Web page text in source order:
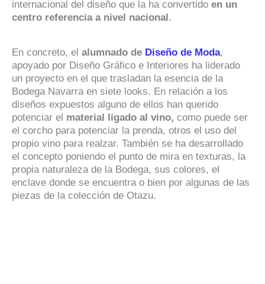
internacional del diseño que la ha convertido en un
centro referencia a nivel nacional .
En concreto, el alumnado de Diseño de Moda,
apoyado por Diseño Gráfico e Interiores ha liderado
un proyecto en el que trasladan la esencia de la
Bodega Navarra en siete looks. En relación a los
diseños expuestos alguno de ellos han querido
potenciar el material ligado al vino, como puede ser
el corcho para potenciar la prenda, otros el uso del
propio vino para realzar. También se ha desarrollado
el concepto poniendo el punto de mira en texturas, la
propia naturaleza de la Bodega, sus colores, el
enclave donde se encuentra o bien por algunas de las
piezas de la colección de Otazu.